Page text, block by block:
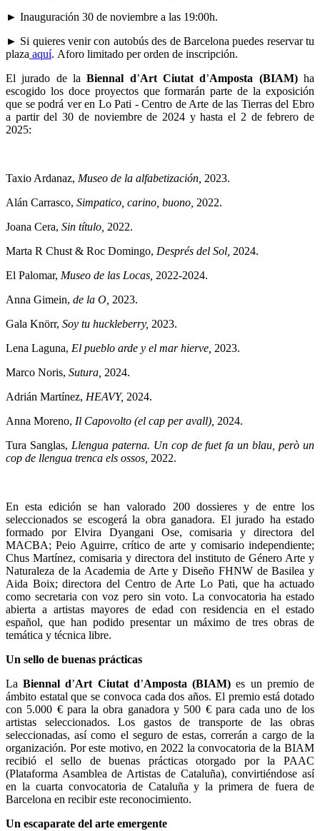
► Inauguración 30 de noviembre a las 19:00h.
► Si quieres venir con autobús des de Barcelona puedes reservar tu
plaza aquí. Aforo limitado per orden de inscripción.
El jurado de laBiennal d’Art Ciutat d’Amposta (BIAM)ha
escogido los doce proyectos que formarán parte de la exposición
que se podrá ver en Lo Pati - Centro de Arte de las Tierras del Ebro
a partir del 30 de noviembre de 2024 y hasta el 2 de febrero de
2025:
Taxio Ardanaz, Museo de la alfabetización, 2023.
Alán Carrasco, Simpatico, carino, buono, 2022.
Joana Cera, Sin título, 2022.
Marta R Chust & Roc Domingo, Després del Sol, 2024.
El Palomar, Museo de las Locas, 2022-2024.
Anna Gimein, de la O, 2023.
Gala Knörr, Soy tu huckleberry, 2023.
Lena Laguna, El pueblo arde y el mar hierve, 2023.
Marco Noris, Sutura, 2024.
Adrián Martínez, HEAVY, 2024.
Anna Moreno, Il Capovolto (el cap per avall), 2024.
Tura Sanglas, Llengua paterna. Un cop de fuet fa un blau, però un
cop de llengua trenca els ossos, 2022.
En esta edición se han valorado 200 dossieres y de entre los
seleccionados se escogerá la obra ganadora. El jurado ha estado
formado por Elvira Dyangani Ose, comisaria y directora del
MACBA; Peio Aguirre, crítico de arte y comisario independiente;
Chus Martínez, comisaria y directora del instituto de Género Arte y
Naturaleza de la Academia de Arte y Diseño FHNW de Basilea y
Aida Boix; directora del Centro de Arte Lo Pati, que ha actuado
como secretaria con voz pero sin voto. La convocatoria ha estado
abierta a artistas mayores de edad con residencia en el estado
español, que han podido presentar un máximo de tres obras de
temática y técnica libre.
Un sello de buenas prácticas
LaBiennal d’Art Ciutat d’Amposta (BIAM) es un premio de
ámbito estatal que se convoca cada dos años. El premio está dotado
con 5.000 € para la obra ganadora y 500 € para cada uno de los
artistas seleccionados. Los gastos de transporte de las obras
seleccionadas, así como el seguro de estas, correrán a cargo de la
organización. Por este motivo, en 2022 la convocatoria de la BIAM
recibió el sello de buenas prácticas otorgado por la PAAC
(Plataforma Asamblea de Artistas de Cataluña), convirtiéndose así
en la cuarta convocatoria de Cataluña y la primera de fuera de
Barcelona en recibir este reconocimiento.
Un escaparate del arte emergente